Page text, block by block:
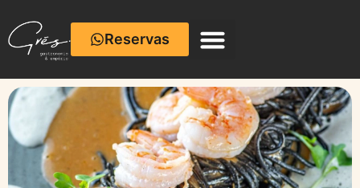
Reservas